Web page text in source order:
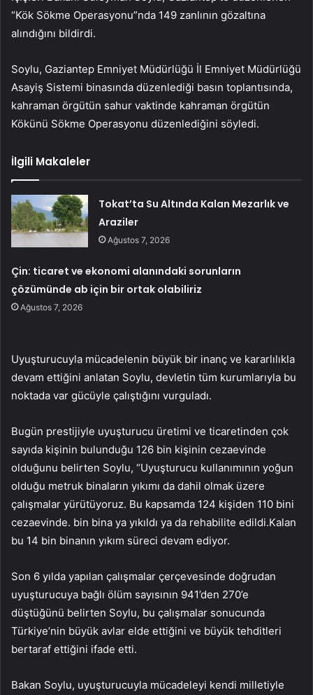
“Kök Sökme Operasyonu”nda 149 zanlının gözaltına
alındığını bildirdi.
Soylu, Gaziantep Emniyet Müdürlüğü İl Emniyet Müdürlüğü
Asayiş Sistemi binasında düzenlediği basın toplantısında,
kahraman örgütün sahur vaktinde kahraman örgütün
Kökünü Sökme Operasyonu düzenlediğini söyledi.
İlgili Makaleler
Tokat’ta Su Altında Kalan Mezarlık ve
Araziler
Ağustos 7, 2026
Çin: ticaret ve ekonomi alanındaki sorunların
çözümünde ab için bir ortak olabiliriz
Ağustos 7, 2026
Uyuşturucuyla mücadelenin büyük bir inanç ve kararlılıkla
devam ettiğini anlatan Soylu, devletin tüm kurumlarıyla bu
noktada var gücüyle çalıştığını vurguladı.
Bugün prestijiyle uyuşturucu üretimi ve ticaretinden çok
sayıda kişinin bulunduğu 126 bin kişinin cezaevinde
olduğunu belirten Soylu, “Uyuşturucu kullanımının yoğun
olduğu metruk binaların yıkımı da dahil olmak üzere
çalışmalar yürütüyoruz. Bu kapsamda 124 kişiden 110 bini
cezaevinde. bin bina ya yıkıldı ya da rehabilite edildi.Kalan
bu 14 bin binanın yıkım süreci devam ediyor.
Son 6 yılda yapılan çalışmalar çerçevesinde doğrudan
uyuşturucuya bağlı ölüm sayısının 941’den 270’e
düştüğünü belirten Soylu, bu çalışmalar sonucunda
Türkiye’nin büyük avlar elde ettiğini ve büyük tehditleri
bertaraf ettiğini ifade etti.
Bakan Soylu, uyuşturucuyla mücadeleyi kendi milletiyle